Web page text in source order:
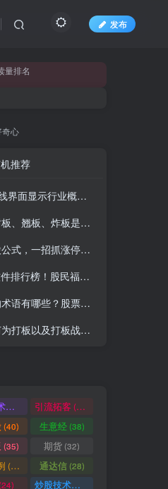
发布
量排名
奇心
推荐
行业概念指标代码图解
么意思？炒股你必须懂的暗语！
涨停让你秒变打板高手！
，十款专业分析工具全揭秘！
分时水上、水下是什么意思？
以及打板战法的精髓
炒股技术指标 (48)引流拓客(46)
(40) 生意经(38)
(35) 期货 (32)
(30) 通达信(28)
炒股技术形态
注册
量排名